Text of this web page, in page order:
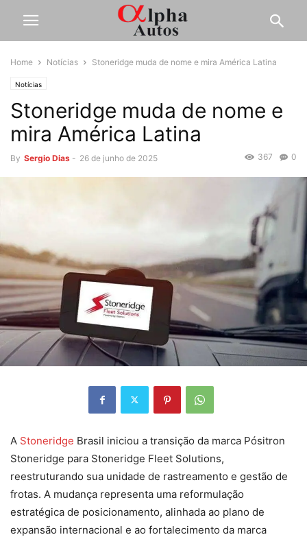
Home Notícias Stoneridge muda de nome e mira América Latina
Notícias
Stoneridge muda de nome e
mira América Latina
By Sergio Dias - 26 de junho de 2025 0
367
A Stoneridge Brasil iniciou a transição da marca Pósitron
Stoneridge para Stoneridge Fleet Solutions,
reestruturando sua unidade de rastreamento e gestão de
frotas. A mudança representa uma reformulação
estratégica de posicionamento, alinhada ao plano de
expansão internacional e ao fortalecimento da marca